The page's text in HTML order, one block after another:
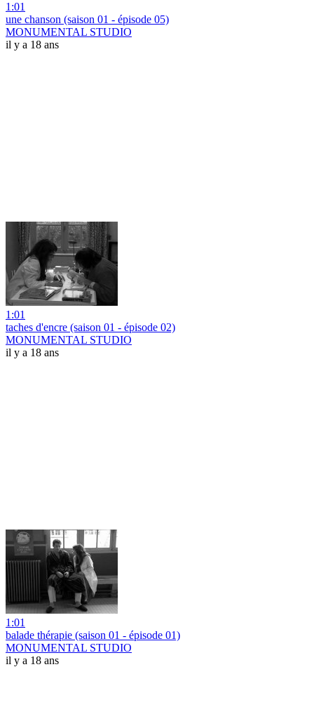
1:01
une chanson (saison 01 - épisode 05)
MONUMENTAL STUDIO
il y a 18 ans
1:01
taches d'encre (saison 01 - épisode 02)
MONUMENTAL STUDIO
il y a 18 ans
1:01
balade thérapie (saison 01 - épisode 01)
MONUMENTAL STUDIO
il y a 18 ans